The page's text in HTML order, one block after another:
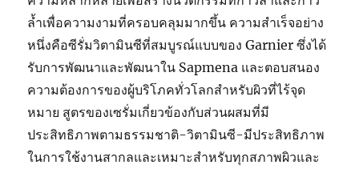
ล้ำเพื่อความงามที่ครอบคลุมมากขึ้น ความสำเร็จอย่าง
หนึ่งคือซีรั่มวิตามินซีที่สมบูรณ์แบบของ Garnier ซึ่งได้
รับการพัฒนาและพัฒนาใน Sapmena และตอบสนอง
ความต้องการของผู้บริโภคทั่วโลกสำหรับผิวที่ไร้จุด
หมาย สูตรของเซรั่มเกี่ยวข้องกับส่วนผสมที่มี
ประสิทธิภาพตามธรรมชาติ-วิตามินซี-มีประสิทธิภาพ
ในการใช้งานสากลและเหมาะสำหรับทุกสภาพผิวและ